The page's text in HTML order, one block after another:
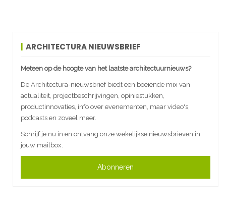
ARCHITECTURA NIEUWSBRIEF
Meteen op de hoogte van het laatste architectuurnieuws?
De Architectura-nieuwsbrief biedt een boeiende mix van
actualiteit, projectbeschrijvingen, opiniestukken,
productinnovaties, info over evenementen, maar video's,
podcasts en zoveel meer.
Schrijf je nu in en ontvang onze wekelijkse nieuwsbrieven in
jouw mailbox.
Abonneren